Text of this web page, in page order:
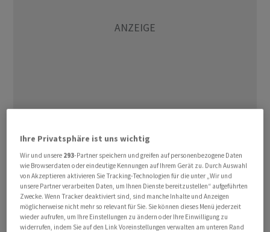
rw/jb
(AWP)
Ihre Privatsphäre ist uns wichtig
Wir und unsere 293-Partner speichern und greifen auf personenbezogene Daten
wie Browserdaten oder eindeutige Kennungen auf Ihrem Gerät zu. Durch Auswahl
von Akzeptieren aktivieren Sie Tracking-Technologien für die unter „Wir und
unsere Partner verarbeiten Daten, um Ihnen Dienste bereitzustellen“ aufgeführten
Zwecke. Wenn Tracker deaktiviert sind, sind manche Inhalte und Anzeigen
möglicherweise nicht mehr so relevant für Sie. Sie können dieses Menü jederzeit
wieder aufrufen, um Ihre Einstellungen zu ändern oder Ihre Einwilligung zu
widerrufen, indem Sie auf den Link Voreinstellungen verwalten am unteren Rand